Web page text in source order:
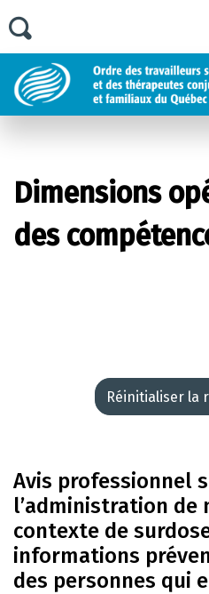
Dimensions
des
Réinitialiser la
Avis professionnel
l’administration de
contexte de
informations
des personnes qui